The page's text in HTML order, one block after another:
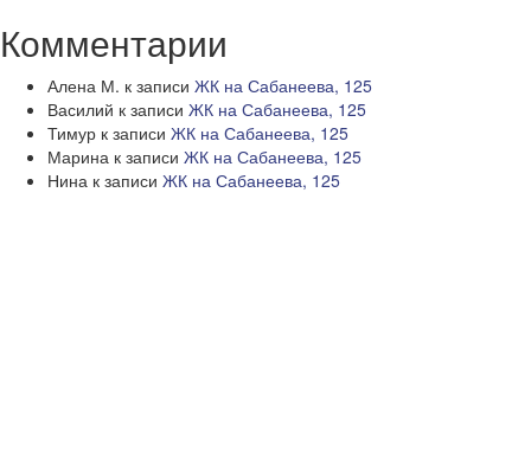
Комментарии
Алена М. к записи ЖК на Сабанеева, 125
Василий к записи ЖК на Сабанеева, 125
Тимур к записи ЖК на Сабанеева, 125
Марина к записи ЖК на Сабанеева, 125
Нина к записи ЖК на Сабанеева, 125